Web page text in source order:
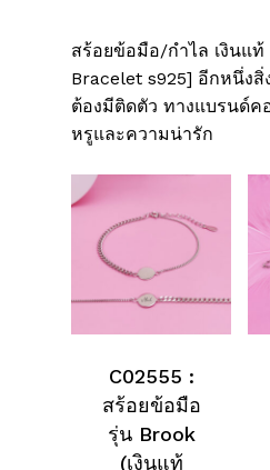
สร้อยข้อมือ/กำไล เงินแ
Bracelet s925] อีกหนึ่งสิ่
ต้องมีติดตัว ทางแบรนด์ค
หรูและความน่ารัก
C02555 :
สร้อยข้อมือ
รุ่น Brook
(เงินแท้